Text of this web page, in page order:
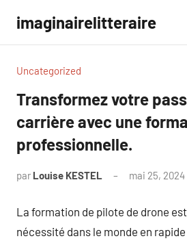
contenu
imaginairelitteraire
Uncategorized
Transformez votre
carrière avec une
professionnelle.
par Louise KESTEL mai 25, 2024
La formation de pilote de drone
nécessité dans le monde en